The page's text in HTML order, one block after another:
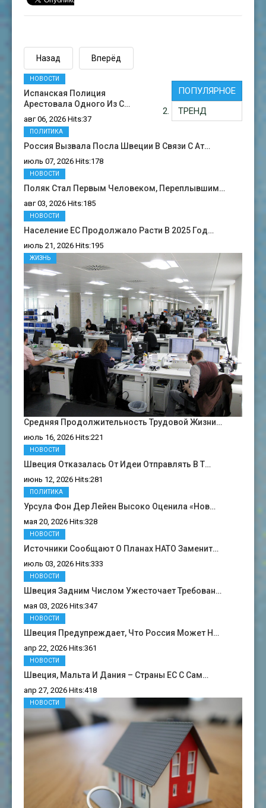
Назад Вперёд
ПОПУЛЯРНОЕ
ТРЕНД
Испанская Полиция
Арестовала Одного Из С…
авг 06, 2026 Hits:37
НОВОСТИ
Россия Вызвала Посла Швеции В Связи С Ат…
июль 07, 2026 Hits:178
ПОЛИТИКА
Поляк Стал Первым Человеком, Переплывшим…
авг 03, 2026 Hits:185
НОВОСТИ
Население ЕС Продолжало Расти В 2025 Год…
июль 21, 2026 Hits:195
НОВОСТИ
Средняя Продолжительность Трудовой Жизни…
июль 16, 2026 Hits:221
ЖИЗНЬ
Швеция Отказалась От Идеи Отправлять В Т…
июнь 12, 2026 Hits:281
НОВОСТИ
Урсула Фон Дер Лейен Высоко Оценила «нов…
мая 20, 2026 Hits:328
ПОЛИТИКА
Источники Сообщают О Планах НАТО Заменит…
июль 03, 2026 Hits:333
НОВОСТИ
Швеция Задним Числом Ужесточает Требован…
мая 03, 2026 Hits:347
НОВОСТИ
Швеция Предупреждает, Что Россия Может Н…
апр 22, 2026 Hits:361
НОВОСТИ
Швеция, Мальта И Дания – Страны ЕС С Сам…
апр 27, 2026 Hits:418
НОВОСТИ
НОВОСТИ